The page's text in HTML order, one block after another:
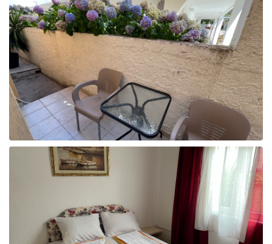
Wonderful 4.5+ 45
Very good 4+ 21
Good 3.5+ 78
Style
Budget
92
Mid-range
45
Luxury
21
Family-friendly
78
679
Neighborhood